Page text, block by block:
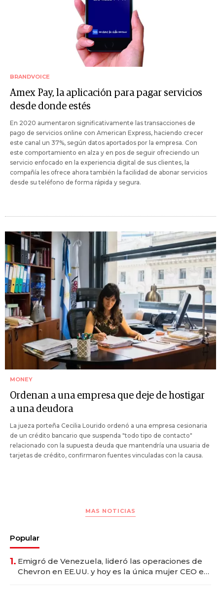
BRANDVOICE
Amex Pay, la aplicación para pagar servicios
desde donde estés
En 2020 aumentaron significativamente las transacciones de
pago de servicios online con American Express, haciendo crecer
este canal un 37%, según datos aportados por la empresa. Con
este comportamiento en alza y en pos de seguir ofreciendo un
servicio enfocado en la experiencia digital de sus clientes, la
compañía les ofrece ahora también la facilidad de abonar servicios
desde su teléfono de forma rápida y segura.
MONEY
Ordenan a una empresa que deje de hostigar
a una deudora
La jueza porteña Cecilia Lourido ordenó a una empresa cesionaria
de un crédito bancario que suspenda "todo tipo de contacto"
relacionado con la supuesta deuda que mantendría una usuaria de
tarjetas de crédito, confirmaron fuentes vinculadas con la causa.
MAS NOTICIAS
Popular
1. Emigró de Venezuela, lideró las operaciones de
Chevron en EE.UU. y hoy es la única mujer CEO en